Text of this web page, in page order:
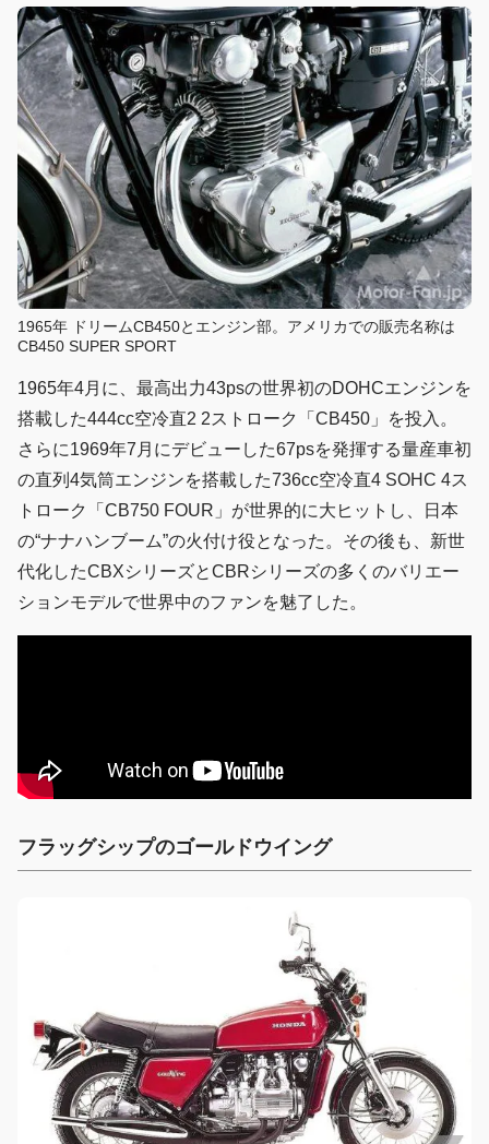
1965年 ドリームCB450とエンジン部。アメリカでの販売名称は
CB450 SUPER SPORT
1965年4月に、最高出力43psの世界初のDOHCエンジンを
搭載した444cc空冷直2 2ストローク「CB450」を投入。
さらに1969年7月にデビューした67psを発揮する量産車初
の直列4気筒エンジンを搭載した736cc空冷直4 SOHC 4ス
トローク「CB750 FOUR」が世界的に大ヒットし、日本
の“ナナハンブーム”の火付け役となった。その後も、新世
代化したCBXシリーズとCBRシリーズの多くのバリエー
ションモデルで世界中のファンを魅了した。
フラッグシップのゴールドウイング